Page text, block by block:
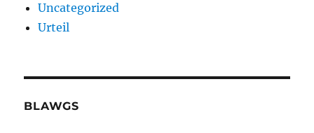
Uncategorized
Urteil
BLAWGS